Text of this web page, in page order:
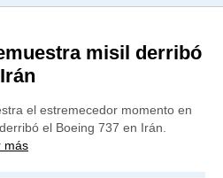
misil derribó
el estremecedor momento en
el Boeing 737 en Irán.
más